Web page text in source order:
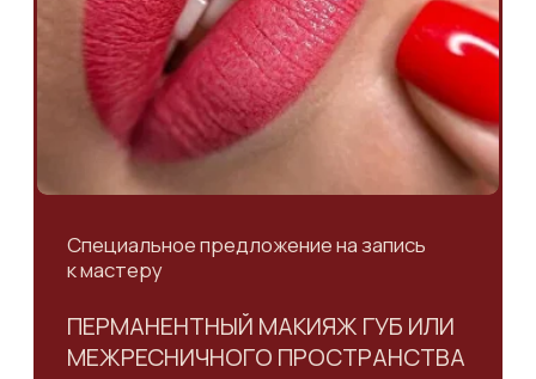
ЗАПИСАТЬСЯ
Мы делаем красоту естественной,
безупречный и индивидуальный
перманент, который становится
незаменимой частью вашего стиля.
ПОЧЕМУ